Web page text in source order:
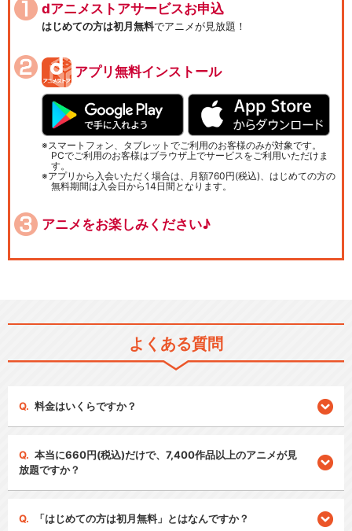
dアニメストアサービスお申込
はじめての方は初月無料でアニメが見放題！
アプリ無料インストール
スマートフォン、タブレットでご利用のお客様のみが対象です。
PCでご利用のお客様はブラウザ上でサービスをご利用いただけま
す。
アプリから入会いただく場合は、月額760円(税込)、はじめての方の
無料期間は入会日から14日間となります。
アニメをお楽しみください♪
よくある質問
料金はいくらですか？
本当に660円(税込)だけで、7,400作品以上のアニメが見
放題ですか？
「はじめての方は初月無料」とはなんですか？